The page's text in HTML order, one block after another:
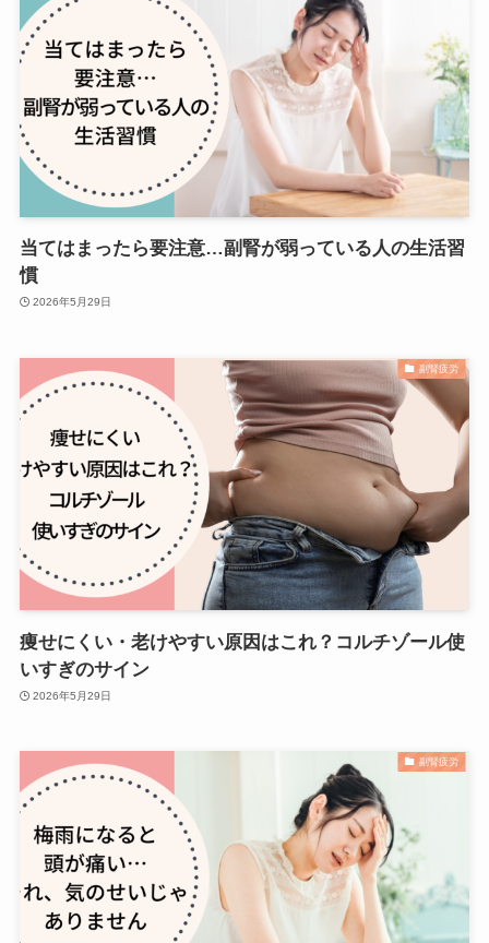
当てはまったら要注意…副腎が弱っている人の生活習
慣
2026年5月29日
副腎疲労
痩せにくい・老けやすい原因はこれ？コルチゾール使
いすぎのサイン
2026年5月29日
副腎疲労